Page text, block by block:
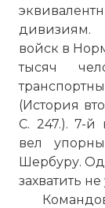
дивизиям.
войск в
тысяч
(История
С. 247.). 7-й
вел
Шербуру.
захватить